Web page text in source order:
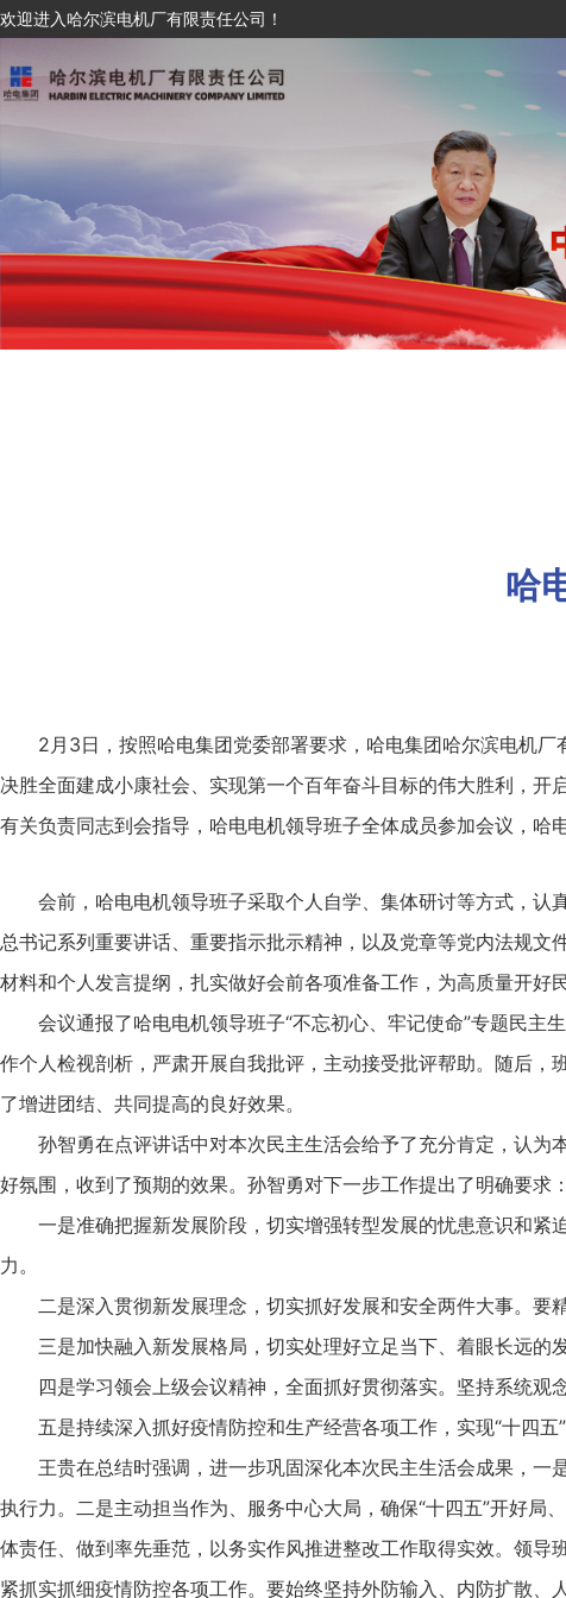
欢迎进入哈尔滨电机厂有限责任公司！
哈
2月3日，按照哈电集团党委部署要求，哈电集团哈尔滨电机
决胜全面建成小康社会、实现第一个百年奋斗目标的伟大胜利，
有关负责同志到会指导，哈电电机领导班子全体成员参加会议，哈
会前，哈电电机领导班子采取个人自学、集体研讨等方式，
总书记系列重要讲话、重要指示批示精神，以及党章等党内法规
材料和个人发言提纲，扎实做好会前各项准备工作，为高质量开好
会议通报了哈电电机领导班子“不忘初心、牢记使命”专题民
作个人检视剖析，严肃开展自我批评，主动接受批评帮助。随后
了增进团结、共同提高的良好效果。
孙智勇在点评讲话中对本次民主生活会给予了充分肯定，认
好氛围，收到了预期的效果。孙智勇对下一步工作提出了明确要求：
一是准确把握新发展阶段，切实增强转型发展的忧患意识和
力。
二是深入贯彻新发展理念，切实抓好发展和安全两件大事。要
三是加快融入新发展格局，切实处理好立足当下、着眼长远的
四是学习领会上级会议精神，全面抓好贯彻落实。坚持系统
五是持续深入抓好疫情防控和生产经营各项工作，实现“十四
王贵在总结时强调，进一步巩固深化本次民主生活会成果，一
执行力。二是主动担当作为、服务中心大局，确保“十四五”开好
体责任、做到率先垂范，以务实作风推进整改工作取得实效。领导
紧抓实抓细疫情防控各项工作。要始终坚持外防输入、内防扩散、